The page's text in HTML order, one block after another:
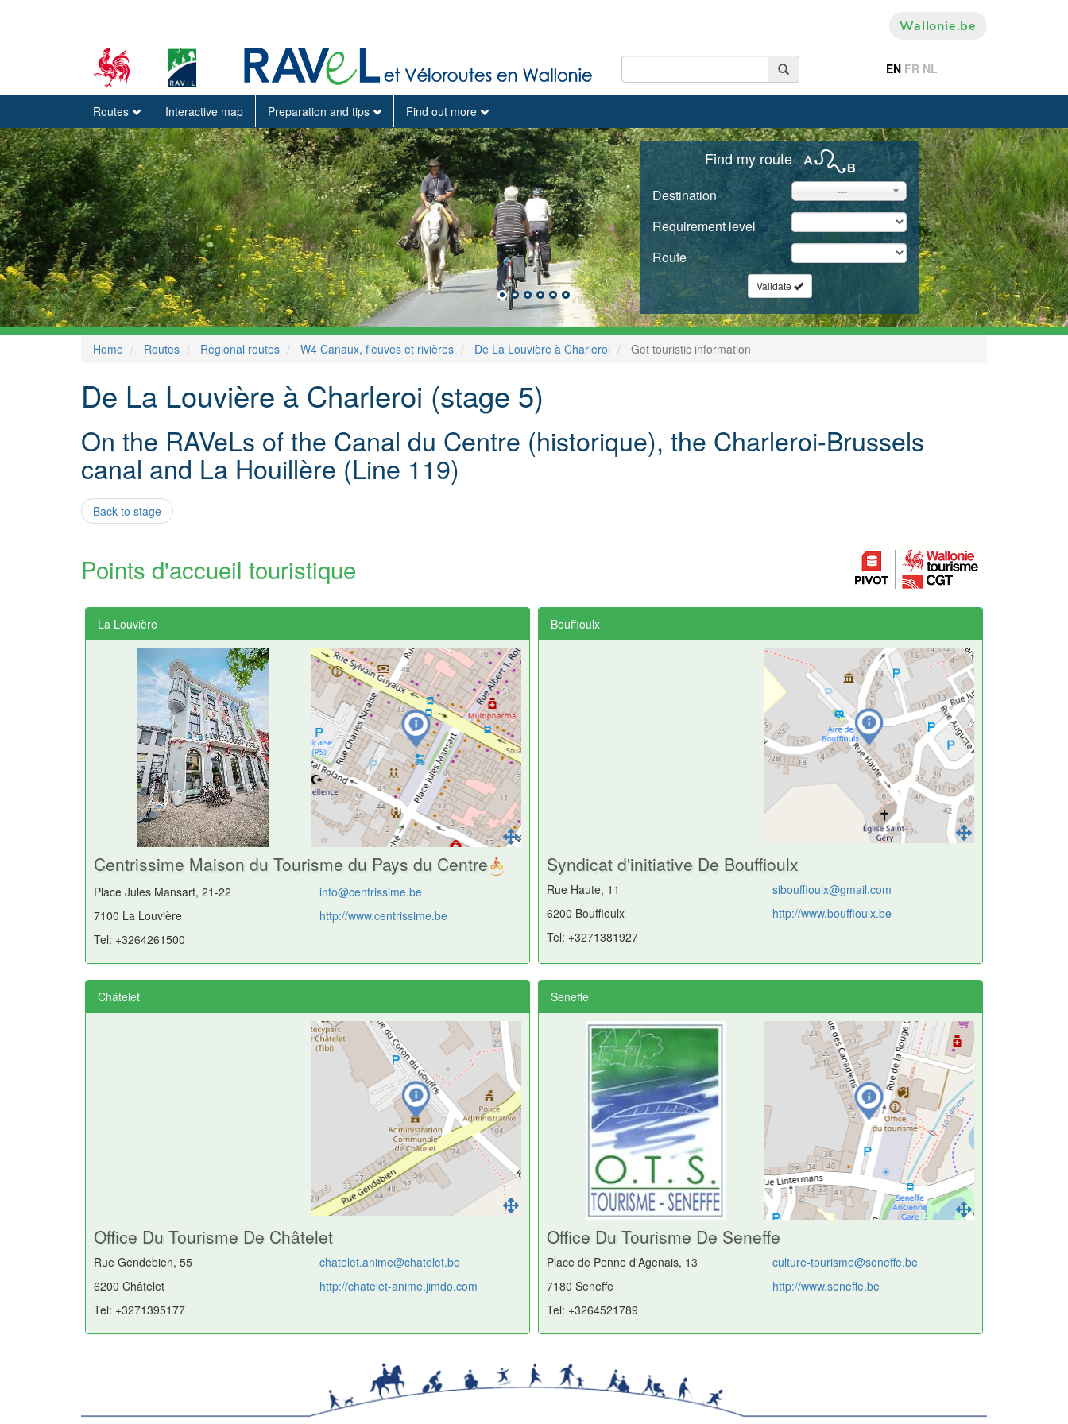
Wallonie.be
EN FR NL
Routes Interactive map Preparation and tips Find out more
Find my route
Destination ---
Requirement level
Route
Validate
Home Routes Regional routes W4 Canaux, fleuves et rivières De La Louvière à Charleroi Get touristic information
De La Louvière à Charleroi (stage 5)
On the RAVeLs of the Canal du Centre (historique), the Charleroi-Brussels
canal and La Houillère (Line 119)
Back to stage
Points d'accueil touristique
La Louvière
Centrissime Maison du Tourisme du Pays du Centre
Place Jules Mansart, 21-22
7100 La Louvière
Tel: +3264261500
info@centrissime.be
http://www.centrissime.be
Bouffioulx
Syndicat d'initiative De Bouffioulx
Rue Haute, 11
6200 Bouffioulx
Tel: +3271381927
sibouffioulx@gmail.com
http://www.bouffioulx.be
Châtelet
Office Du Tourisme De Châtelet
Rue Gendebien, 55
6200 Châtelet
Tel: +3271395177
chatelet.anime@chatelet.be
http://chatelet-anime.jimdo.com
Seneffe
Office Du Tourisme De Seneffe
Place de Penne d'Agenais, 13
7180 Seneffe
Tel: +3264521789
culture-tourisme@seneffe.be
http://www.seneffe.be